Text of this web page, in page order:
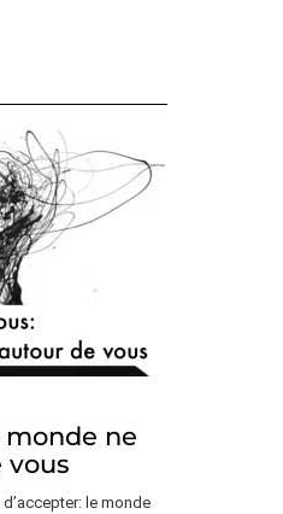
monde ne
vous
le monde